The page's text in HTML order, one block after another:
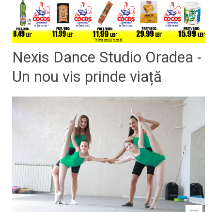
Nexis Dance Studio Oradea -
Un nou vis prinde viață